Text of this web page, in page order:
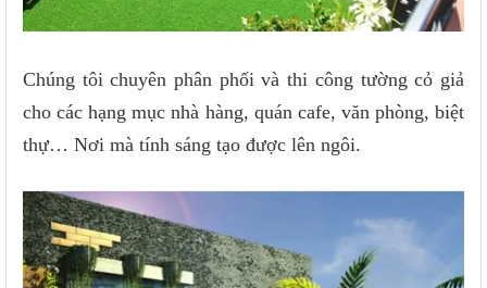
Chúng tôi chuyên phân phối và thi công tường cỏ giả
cho các hạng mục nhà hàng, quán cafe, văn phòng, biệt
thự… Nơi mà tính sáng tạo được lên ngôi.